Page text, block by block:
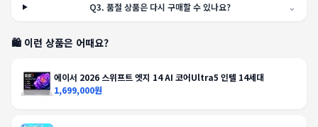
Q3. 품절 상품은 다시 구매할 수 있나요? ⌄
🛍️ 이런 상품은 어때요?
에이서 2026 스위프트 엣지 14 AI 코어Ultra5 인텔 14세대
1,699,000원